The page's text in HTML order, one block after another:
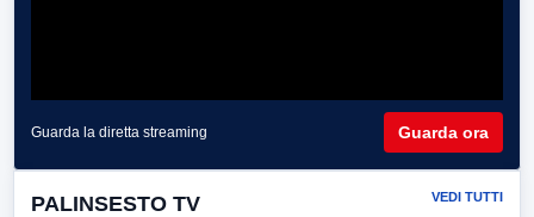
Guarda la diretta streaming Guarda ora
PALINSESTO TV VEDI TUTTI